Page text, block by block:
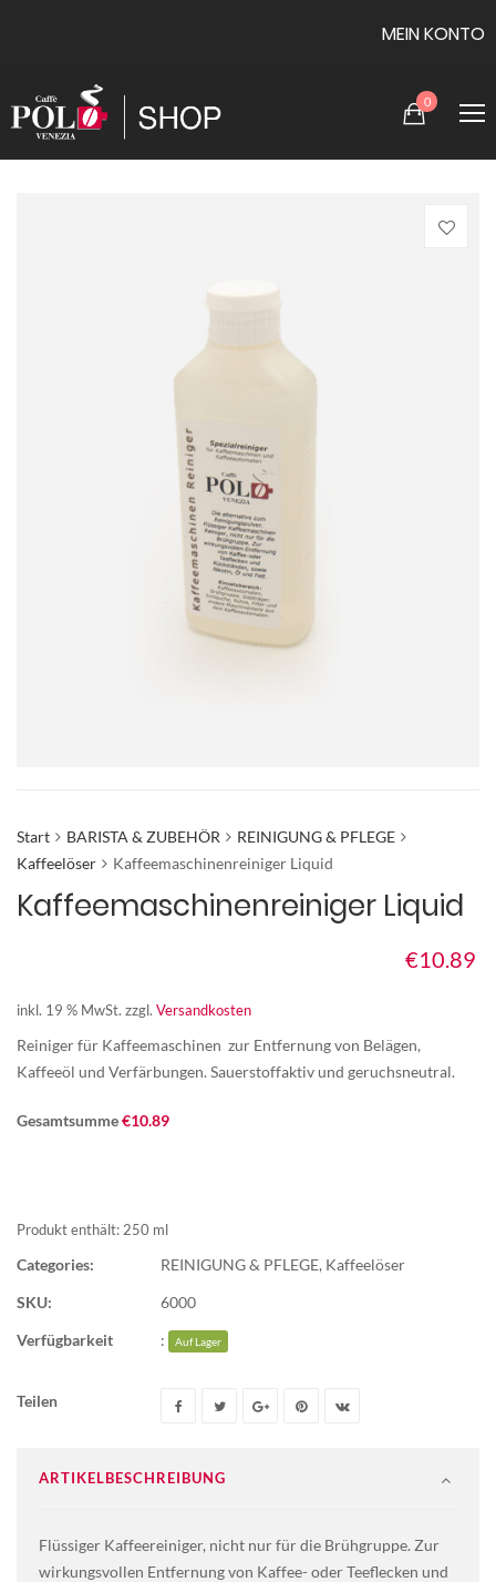
MEIN KONTO
0
Start BARISTA & ZUBEHÖR
REINIGUNG & PFLEGE
Kaffeelöser
Kaffeemaschinenreiniger Liquid
Kaffeemaschinenreiniger Liquid
€10.89
inkl. 19 % MwSt. zzgl. Versandkosten
Reiniger für Kaffeemaschinen zur Entfernung von Belägen,
Kaffeeöl und Verfärbungen. Sauerstoffaktiv und geruchsneutral.
Gesamtsumme€10.89
Produkt enthält: 250 ml
Categories: REINIGUNG & PFLEGE, Kaffeelöser
SKU:
6000
Verfügbarkeit
: Auf Lager
Teilen
ARTIKELBESCHREIBUNG
Flüssiger Kaffeereiniger, nicht nur für die Brühgruppe. Zur
wirkungsvollen Entfernung von Kaffee- oder Teeflecken und